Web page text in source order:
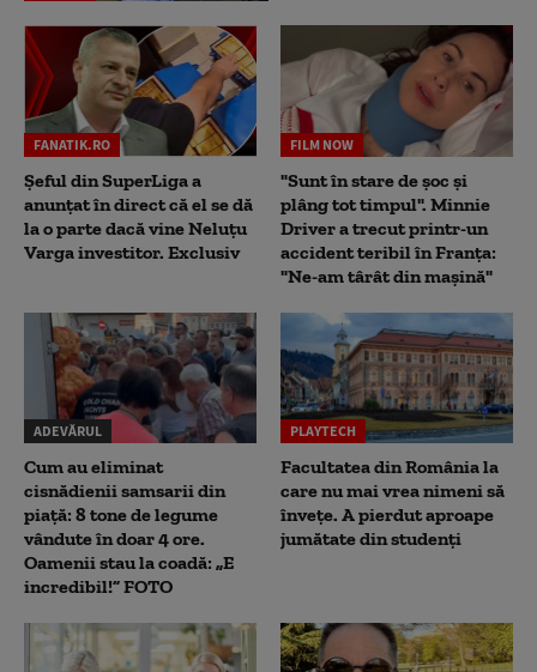
FANATIK.RO
Șeful din SuperLiga a
anunțat în direct că el se dă
la o parte dacă vine Neluțu
Varga investitor. Exclusiv
FILM NOW
"Sunt în stare de șoc și
plâng tot timpul". Minnie
Driver a trecut printr-un
accident teribil în Franța:
"Ne-am târât din mașină"
ADEVĂRUL
Cum au eliminat
cisnădienii samsarii din
piață: 8 tone de legume
vândute în doar 4 ore.
Oamenii stau la coadă: „E
incredibil!” FOTO
PLAYTECH
Facultatea din România la
care nu mai vrea nimeni să
înveţe. A pierdut aproape
jumătate din studenţi